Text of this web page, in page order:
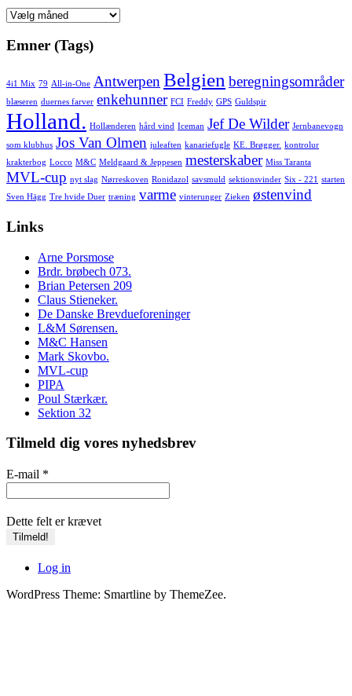
Arkiv
Emner (Tags)
4i1 Mix 79 All-in-One Antwerpen Belgien beregningsområder
blæseren duernes farver enkehunner FCI Freddy GPS Guldspir
Holland. Hollænderen hård vind Iceman Jef De Wilder Jernbanevogn
som klubhus Jos Van Olmen juleaften kanariefugle KE. Brøgger. kontrolur
krakterbog Locco M&C Meldgaard & Jeppesen mesterskaber Miss Taranta
MVL-cup nyt slag Nørreskoven Ronidazol savsmuld sektionsvinder Six - 221
starten
Sven Hägg Tre hvide Duer træning varme vinterunger Zieken østenvind
Links
Arne Porsmose
Brdr. brøbech 073.
Brian Petersen 209
Claus Stieneker.
De Danske Brevdueforeninger
L&M Sørensen.
M&C Hansen
Mark Skovbo.
MVL-cup
PIPA
Poul Stærkær.
Sektion 32
Tilmeld dig vores nyhedsbrev
E-mail *
Dette felt er krævet
Log in
WordPress Theme: Smartline by ThemeZee.